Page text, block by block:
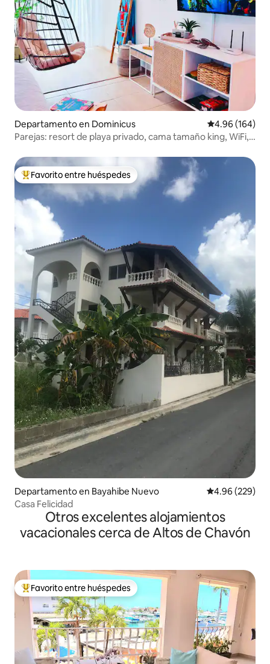
Departamento en Dominicus Calificación
4.96 (164)
Parejas: resort de playa privado, cama tamaño king, WiFi,
De los mejores en Favorito entre huéspedes
Favorito entre huéspedes
Departamento en Bayahibe Nuevo Calificación
4.96 (229)
Casa Felicidad
Otros excelentes alojamientos
vacacionales cerca de Altos de Chavón
De los mejores en Favorito entre huéspedes
Favorito entre huéspedes